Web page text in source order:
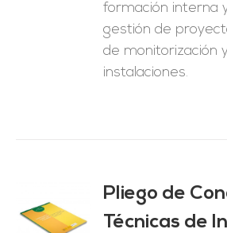
formación interna
gestión de
de monitorización
instalaciones.
Pliego de
Técnicas de